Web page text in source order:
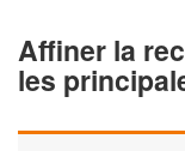
Affiner la
les